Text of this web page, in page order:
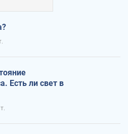
Есть ли свет в